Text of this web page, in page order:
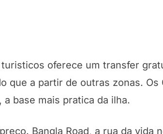
oferece um transfer
que a partir de outras zonas. Os
base mais pratica da ilha.
Bangla Road, a rua da vida